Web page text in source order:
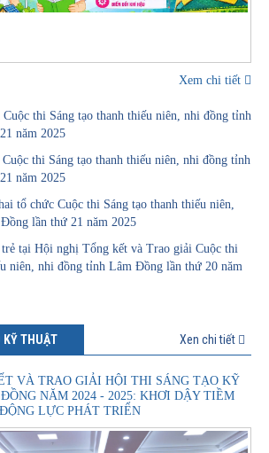
Xem chi tiết
thi Sáng tạo thanh thiếu niên, nhi đồng tỉnh
năm 2025
thi Sáng tạo thanh thiếu niên, nhi đồng tỉnh
năm 2025
tổ chức Cuộc thi Sáng tạo thanh thiếu niên,
lần thứ 21 năm 2025
tại Hội nghị Tổng kết và Trao giải Cuộc thi
niên, nhi đồng tỉnh Lâm Đồng lần thứ 20 năm
KỸ THUẬT Xen chi tiết
VÀ TRAO GIẢI HỘI THI SÁNG TẠO KỸ
NĂM 2024 - 2025: KHƠI DẬY TIỀM
LỰC PHÁT TRIỂN